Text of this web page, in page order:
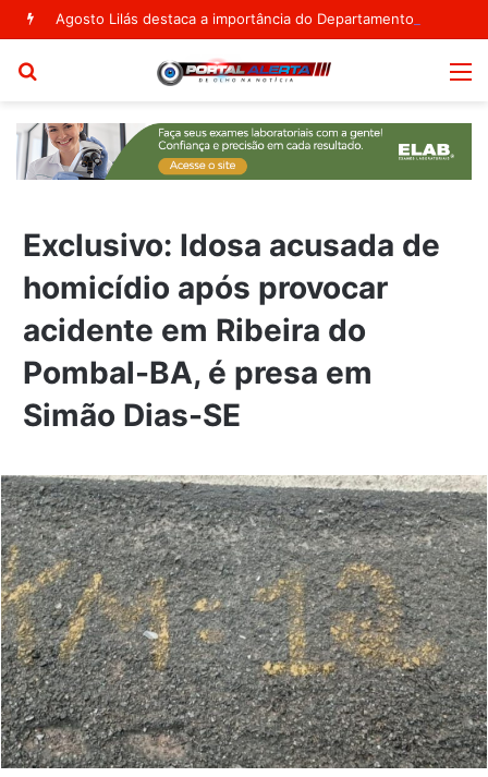
Exclusivo: Idosa acusada de
homicídio após provocar
acidente em Ribeira do
Pombal-BA, é presa em
Simão Dias-SE